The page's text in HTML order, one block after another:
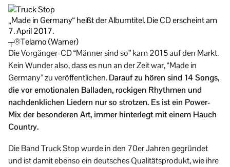
„Made in Germany“ heißt der Albumtitel. Die CD erscheint am
7. April 2017.
┬®Telamo (Warner)
Die Vorgänger-CD “Männer sind so” kam 2015 auf den Markt.
Kein Wunder also, dass es nun an der Zeit war, “Made in
Germany” zu veröffentlichen.Darauf zu hören sind 14 Songs,
die vor emotionalen Balladen, rockigen Rhythmen und
nachdenklichen Liedern nur so strotzen. Es ist ein Power-
Mix der besonderen Art, immer hinterlegt mit einem Hauch
Country.
Die Band Truck Stop wurde in den 70er Jahren gegründet
und ist damit ebenso ein deutsches Qualitätsprodukt, wie ihre